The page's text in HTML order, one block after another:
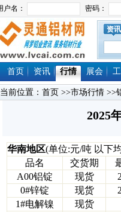
资讯
首页 资讯 行情 展会
当前位置： 首页 >>市场行情 >>
2025
华南地区(单位:元/吨 以下
品名
交货期
A00铝锭
现货
0#锌锭
现货
1#电解镍
现货